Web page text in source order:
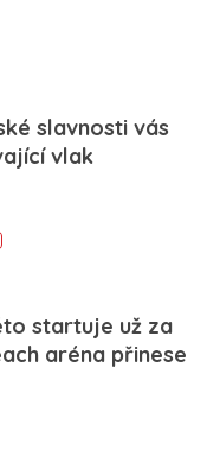
slavnosti vás
vlak
startuje už za
aréna přinese